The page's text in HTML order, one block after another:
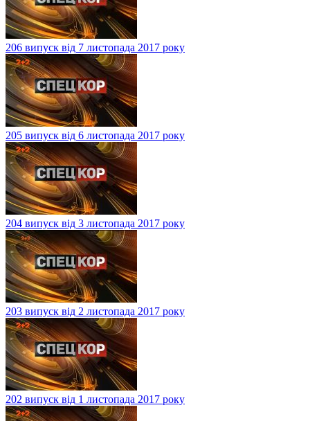
206 випуск від 7 листопада 2017 року
205 випуск від 6 листопада 2017 року
204 випуск від 3 листопада 2017 року
203 випуск від 2 листопада 2017 року
202 випуск від 1 листопада 2017 року